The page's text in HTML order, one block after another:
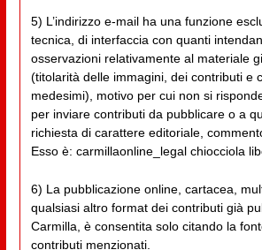
5) L’indirizzo e-mail ha una funzione
tecnica, di interfaccia con quanti
osservazioni relativamente al materiale
(titolarità delle immagini, dei contributi e
medesimi), motivo per cui non si
per inviare contributi da pubblicare o a
richiesta di carattere editoriale,
Esso è: carmillaonline_legal chiocciola
6) La pubblicazione online, cartacea,
qualsiasi altro format dei contributi già
Carmilla, è consentita solo citando la
contributi menzionati.